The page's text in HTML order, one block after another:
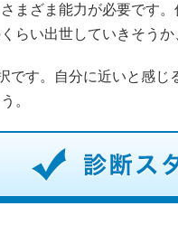
まざま能力が必要です
らい出世していきそう
です。自分に近いと感
。